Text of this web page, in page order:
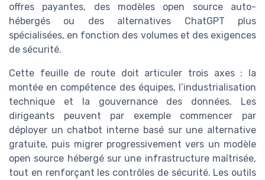
offres payantes, des modèles open source auto-
hébergés ou des alternatives ChatGPT plus
spécialisées, en fonction des volumes et des exigences
de sécurité.
Cette feuille de route doit articuler trois axes : la
montée en compétence des équipes, l’industrialisation
technique et la gouvernance des données. Les
dirigeants peuvent par exemple commencer par
déployer un chatbot interne basé sur une alternative
gratuite, puis migrer progressivement vers un modèle
open source hébergé sur une infrastructure maîtrisée,
tout en renforçant les contrôles de sécurité. Les outils